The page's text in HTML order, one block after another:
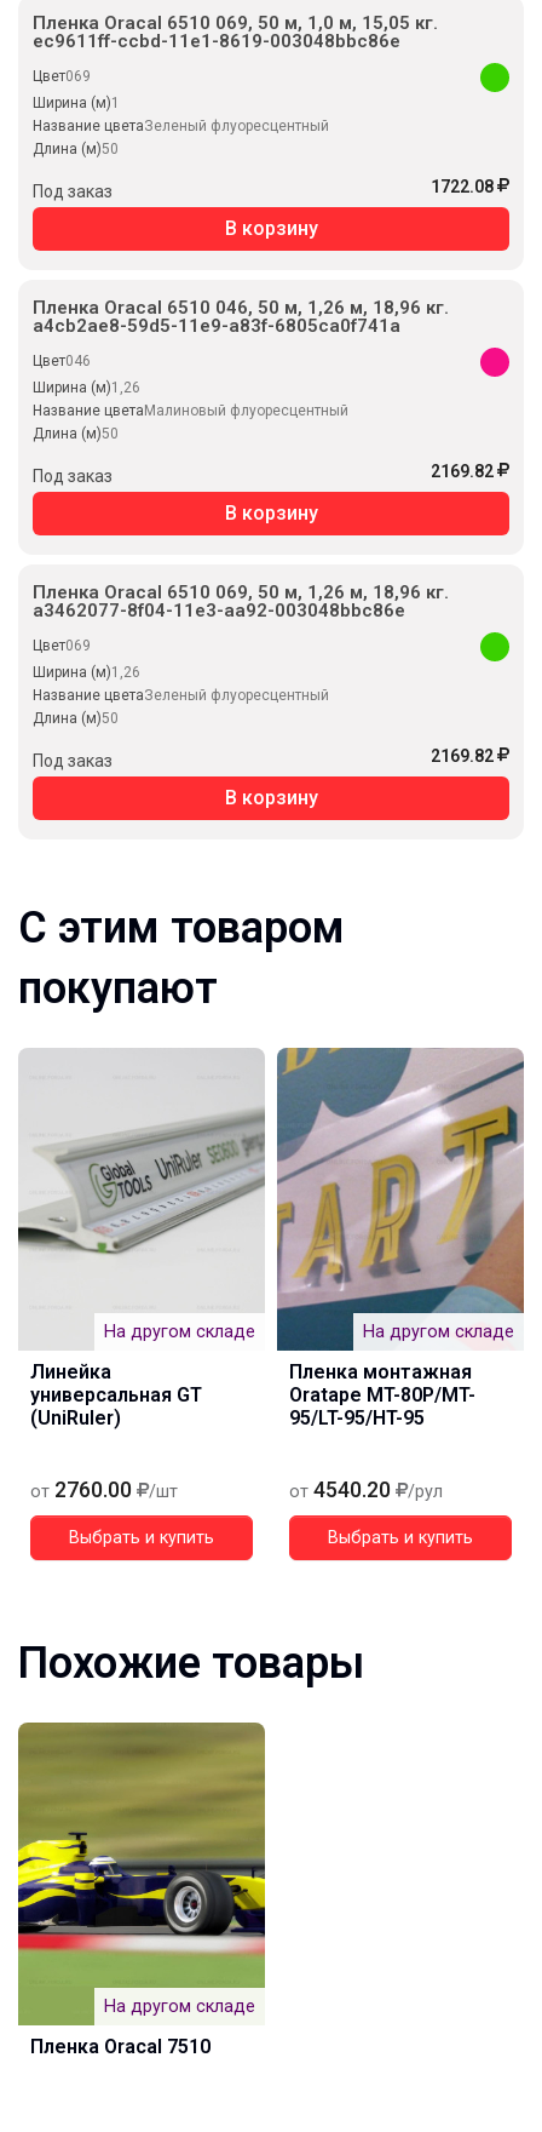
Пленка Oracal 6510 069, 50 м, 1,0 м, 15,05 кг.
ec9611ff-ccbd-11e1-8619-003048bbc86e
Цвет069
Ширина (м)1
Название цветаЗеленый флуоресцентный
Длина (м)50
Под заказ 1722.08
В корзину
Пленка Oracal 6510 046, 50 м, 1,26 м, 18,96 кг.
a4cb2ae8-59d5-11e9-a83f-6805ca0f741a
Цвет046
Ширина (м)1,26
Название цветаМалиновый флуоресцентный
Длина (м)50
Под заказ 2169.82
В корзину
Пленка Oracal 6510 069, 50 м, 1,26 м, 18,96 кг.
a3462077-8f04-11e3-aa92-003048bbc86e
Цвет069
Ширина (м)1,26
Название цветаЗеленый флуоресцентный
Длина (м)50
Под заказ 2169.82
В корзину
С этим товаром
покупают
На другом складе
Линейка
универсальная GT
(UniRuler)
от 2760.00 /шт
Выбрать и купить
На другом складе
Пленка монтажная
Oratape MT-80P/MT-
95/LT-95/HT-95
от 4540.20 /рул
Выбрать и купить
Похожие товары
На другом складе
Пленка Oracal 7510